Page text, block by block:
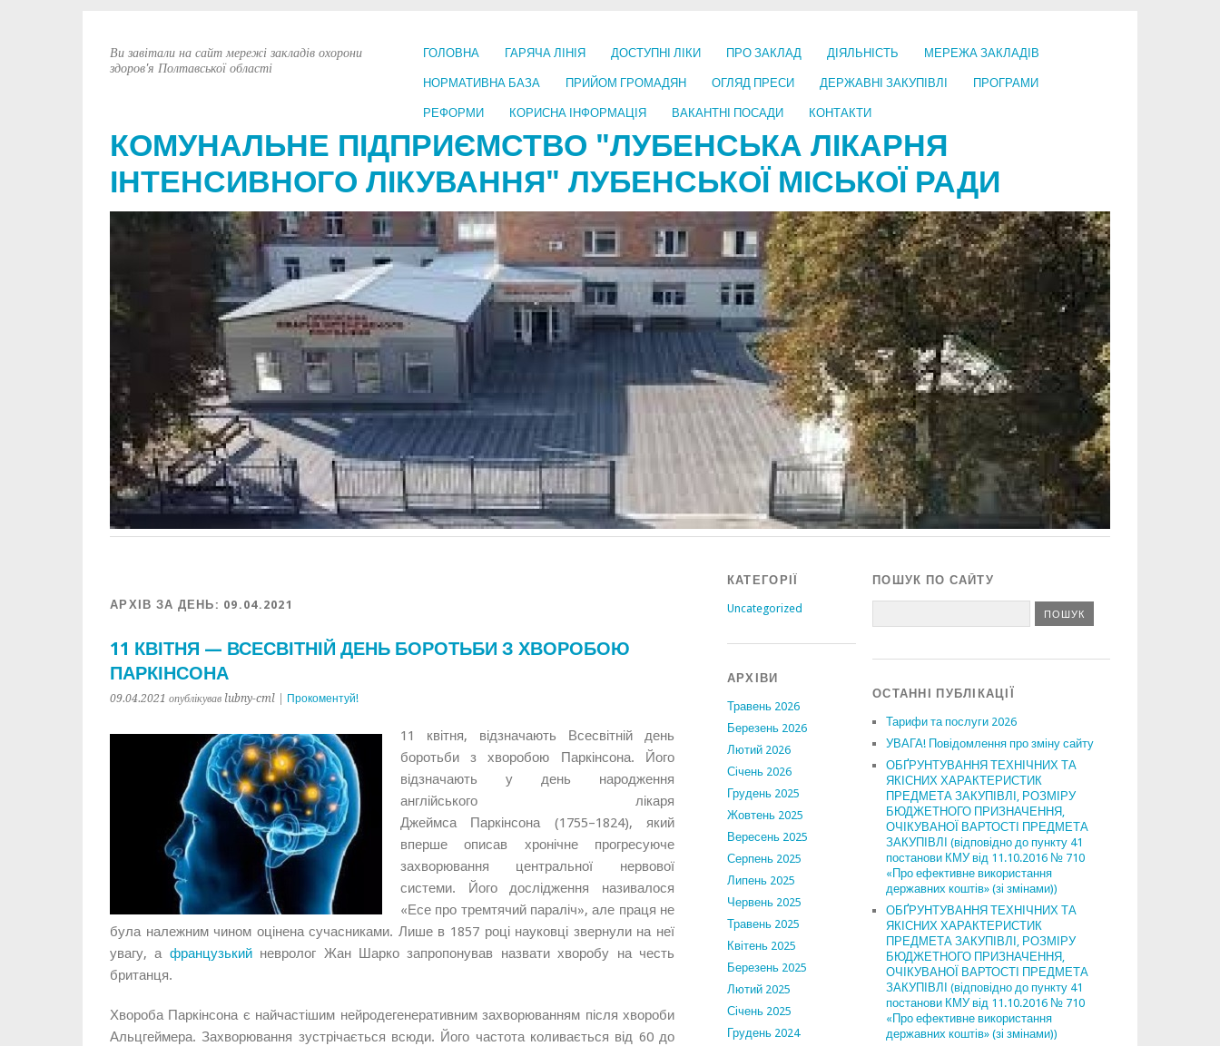
ГОЛОВНА ГАРЯЧА ЛІНІЯ ДОСТУПНІ ЛІКИ ПРО ЗАКЛАД ДІЯЛЬНІСТЬ МЕРЕЖА ЗАКЛАДІВ
НОРМАТИВНА БАЗА ПРИЙОМ ГРОМАДЯН ОГЛЯД ПРЕСИ ДЕРЖАВНІ ЗАКУПІВЛІ ПРОГРАМИ
РЕФОРМИ КОРИСНА ІНФОРМАЦІЯ ВАКАНТНІ ПОСАДИ КОНТАКТИ
КОМУНАЛЬНЕ ПІДПРИЄМСТВО "ЛУБЕНСЬКА ЛІКАРНЯ
ІНТЕНСИВНОГО ЛІКУВАННЯ" ЛУБЕНСЬКОЇ МІСЬКОЇ РАДИ
Ви завітали на сайт мережі закладів охорони
здоров'я Полтавської області
АРХІВ ЗА ДЕНЬ: 09.04.2021
11 КВІТНЯ — ВСЕСВІТНІЙ ДЕНЬ БОРОТЬБИ З ХВОРОБОЮ
ПАРКІНСОНА
09.04.2021 опублікував lubny-cml | Прокоментуй!
11 квітня, відзначають Всесвітній день
боротьби з хворобою Паркінсона. Його
відзначають у день народження
англійського лікаря
Джеймса Паркінсона(1755–1824), який
вперше описав хронічне прогресуюче
захворювання центральної нервової
системи. Його дослідження називалося
«Есе про тремтячий параліч», але праця не
була належним чином оцінена сучасниками. Лише в 1857 році науковці звернули на неї
увагу, а французькийневролог Жан Шарко запропонував назвати хворобу на честь
британця.
Хвороба Паркінсона є найчастішим нейродегенеративним захворюванням після хвороби
Альцгеймера. Захворювання зустрічається всюди. Його частота коливається від 60 до
КАТЕГОРІЇ
Uncategorized
АРХІВИ
Травень 2026
Березень 2026
Лютий 2026
Січень 2026
Грудень 2025
Жовтень 2025
Вересень 2025
Серпень 2025
Липень 2025
Червень 2025
Травень 2025
Квітень 2025
Березень 2025
Лютий 2025
Січень 2025
Грудень 2024
ПОШУК ПО САЙТУ
ОСТАННІ ПУБЛІКАЦІЇ
Тарифи та послуги 2026
УВАГА! Повідомлення про зміну сайту
ОБҐРУНТУВАННЯ ТЕХНІЧНИХ ТА
ЯКІСНИХ ХАРАКТЕРИСТИК
ПРЕДМЕТА ЗАКУПІВЛІ, РОЗМІРУ
БЮДЖЕТНОГО ПРИЗНАЧЕННЯ,
ОЧІКУВАНОЇ ВАРТОСТІ ПРЕДМЕТА
ЗАКУПІВЛІ (відповідно до пункту 41
постанови КМУ від 11.10.2016 № 710
«Про ефективне використання
державних коштів» (зі змінами))
ОБҐРУНТУВАННЯ ТЕХНІЧНИХ ТА
ЯКІСНИХ ХАРАКТЕРИСТИК
ПРЕДМЕТА ЗАКУПІВЛІ, РОЗМІРУ
БЮДЖЕТНОГО ПРИЗНАЧЕННЯ,
ОЧІКУВАНОЇ ВАРТОСТІ ПРЕДМЕТА
ЗАКУПІВЛІ (відповідно до пункту 41
постанови КМУ від 11.10.2016 № 710
«Про ефективне використання
державних коштів» (зі змінами))